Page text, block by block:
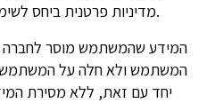
מדיניות פרטנית ביחס לשימוש במידע, שייאסף באותו יישום.
המשתמש ולא חלה על המשתמש
יחד עם זאת, ללא מסירת